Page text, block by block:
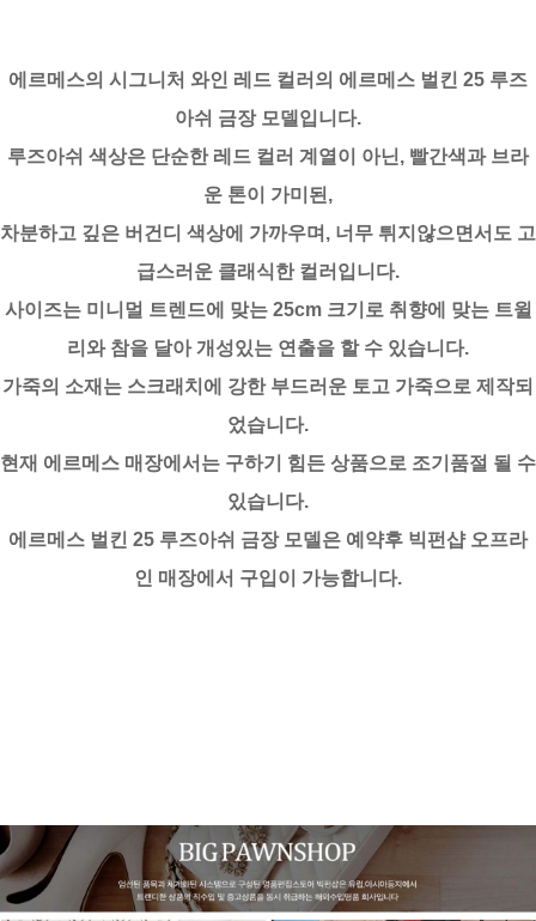
에르메스의 시그니처 와인 레드 컬러의 에르메스 벌킨 25 루즈
아쉬 금장 모델입니다.
루즈아쉬 색상은 단순한 레드 컬러 계열이 아닌, 빨간색과 브라
운 톤이 가미된,
차분하고 깊은 버건디 색상에 가까우며, 너무 튀지않으면서도 고
급스러운 클래식한 컬러입니다.
사이즈는 미니멀 트렌드에 맞는 25cm 크기로 취향에 맞는 트윌
리와 참을 달아 개성있는 연출을 할 수 있습니다.
가죽의 소재는 스크래치에 강한 부드러운 토고 가죽으로 제작되
었습니다.
현재 에르메스 매장에서는 구하기 힘든 상품으로 조기품절 될 수
있습니다.
에르메스 벌킨 25 루즈아쉬 금장 모델은 예약후 빅펀샵 오프라
인 매장에서 구입이 가능합니다.